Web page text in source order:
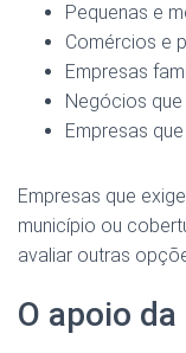
Pequenas e
Comércios e
Empresas
Negócios
Empresas
Empresas que
município ou
avaliar outras
O apoio